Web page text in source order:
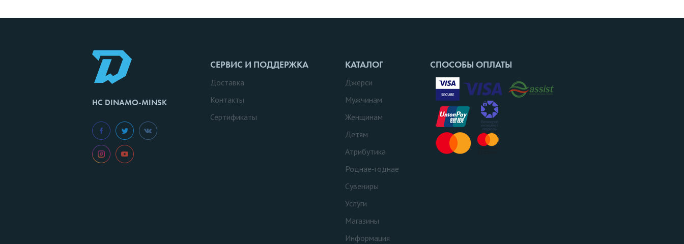
HC DINAMO-MINSK
СЕРВИС И ПОДДЕРЖКА
Доставка
Контакты
Сертификаты
КАТАЛОГ
Джерси
Мужчинам
Женщинам
Детям
Атрибутика
Роднае-годнае
Сувениры
Услуги
Магазины
Информация
СПОСОБЫ ОПЛАТЫ